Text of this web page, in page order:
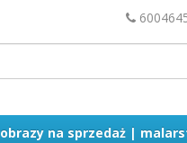
obrazy na sprzedaż |